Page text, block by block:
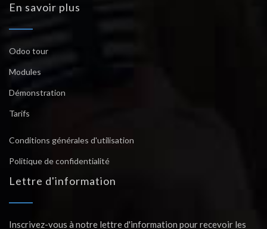
En savoir plus
Odoo tour
Modules
Démonstration
Tarifs
Conditions générales d'utilisation
Politique de confidentialité
Lettre d'information
Inscrivez-vous à notre lettre d'information pour recevoir les